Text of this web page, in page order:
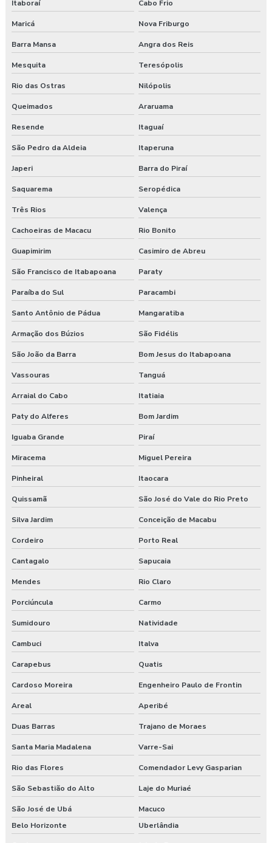
Itaboraí Cabo Frio
Maricá Nova Friburgo
Barra Mansa Angra dos Reis
Mesquita Teresópolis
Rio das Ostras Nilópolis
Queimados Araruama
Resende Itaguaí
São Pedro da Aldeia Itaperuna
Japeri Barra do Piraí
Saquarema Seropédica
Três Rios Valença
Cachoeiras de Macacu Rio Bonito
Guapimirim Casimiro de Abreu
São Francisco de Itabapoana Paraty
Paraíba do Sul Paracambi
Santo Antônio de Pádua Mangaratiba
Armação dos Búzios São Fidélis
São João da Barra Bom Jesus do Itabapoana
Vassouras Tanguá
Arraial do Cabo Itatiaia
Paty do Alferes Bom Jardim
Iguaba Grande Piraí
Miracema Miguel Pereira
Pinheiral Itaocara
Quissamã São José do Vale do Rio Preto
Silva Jardim Conceição de Macabu
Cordeiro Porto Real
Cantagalo Sapucaia
Mendes Rio Claro
Porciúncula Carmo
Sumidouro Natividade
Cambuci Italva
Carapebus Quatis
Cardoso Moreira Engenheiro Paulo de Frontin
Areal Aperibé
Duas Barras Trajano de Moraes
Santa Maria Madalena Varre-Sai
Rio das Flores Comendador Levy Gasparian
São Sebastião do Alto Laje do Muriaé
São José de Ubá
Macuco
Belo Horizonte
Uberlândia